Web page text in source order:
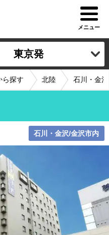
メニュー
東京発
ら探す 北陸 石川・金沢
石川・金沢/金沢市内